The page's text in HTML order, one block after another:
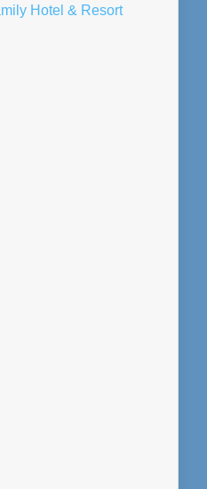
Hotel & Resort